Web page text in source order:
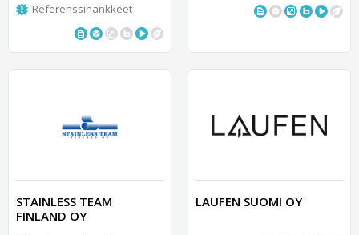
Referenssihankkeet
STAINLESS TEAM
FINLAND OY
LAUFEN SUOMI OY